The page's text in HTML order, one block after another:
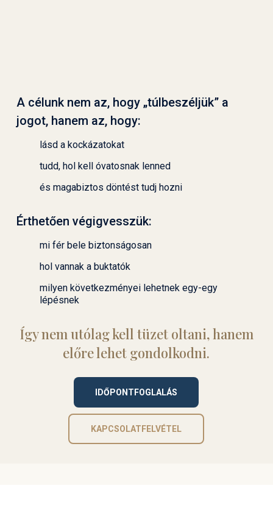
A célunk nem az, hogy „túlbeszéljük” a
jogot, hanem az, hogy:
lásd a kockázatokat
tudd, hol kell óvatosnak lenned
és magabiztos döntést tudj hozni
Érthetően végigvesszük:
mi fér bele biztonságosan
hol vannak a buktatók
milyen következményei lehetnek egy-egy
lépésnek
Így nem utólag kell tüzet oltani, hanem
előre lehet gondolkodni.
IDŐPONTFOGLALÁS
KAPCSOLATFELVÉTEL